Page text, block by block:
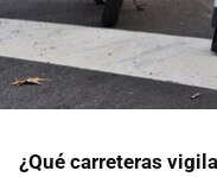
¿Qué carreteras